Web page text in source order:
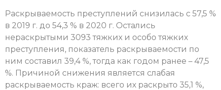
Раскрываемость преступлений снизилась с 57,5 %
в 2019 г. до 54,3 % в 2020 г. Остались
нераскрытыми 3093 тяжких и особо тяжких
преступления, показатель раскрываемости по
ним составил 39,4 %, тогда как годом ранее – 47,5
%. Причиной снижения является слабая
раскрываемость краж: всего их раскрыто 35,1 %,